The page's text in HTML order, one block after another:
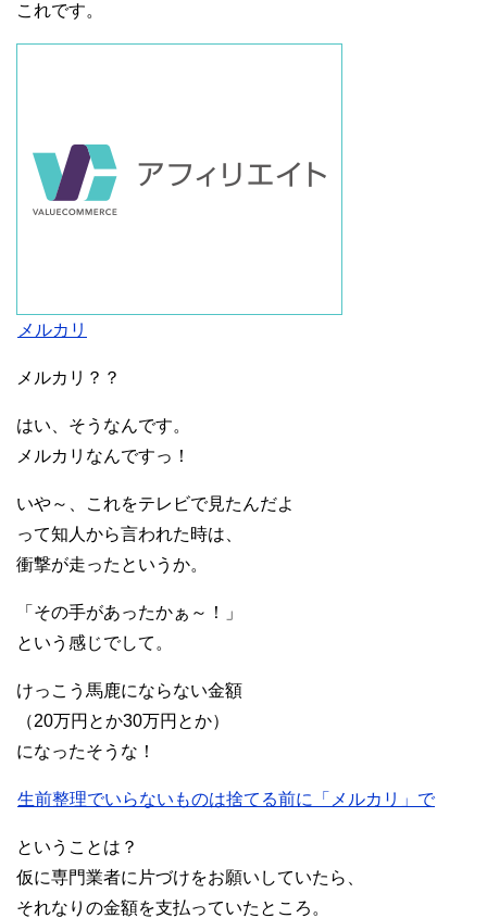
これです。
メルカリ
メルカリ？？
はい、そうなんです。
メルカリなんですっ！
いや～、これをテレビで見たんだよ
って知人から言われた時は、
衝撃が走ったというか。
「その手があったかぁ～！」
という感じでして。
けっこう馬鹿にならない金額
（20万円とか30万円とか）
になったそうな！
生前整理でいらないものは捨てる前に「メルカリ」で
ということは？
仮に専門業者に片づけをお願いしていたら、
それなりの金額を支払っていたところ。